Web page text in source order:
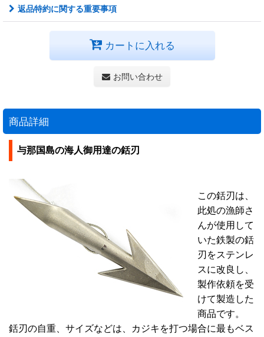
返品特約に関する重要事項
カートに入れる
お問い合わせ
商品詳細
与那国島の海人御用達の銛刃
この銛刃は、
此処の漁師さ
んが使用して
いた鉄製の銛
刃をステンレ
スに改良し、
製作依頼を受
けて製造した
商品です。
銛刃の自重、サイズなどは、カジキを打つ場合に最もベス